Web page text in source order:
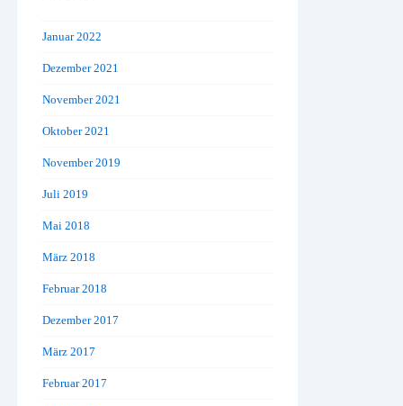
Januar 2022
Dezember 2021
November 2021
Oktober 2021
November 2019
Juli 2019
Mai 2018
März 2018
Februar 2018
Dezember 2017
März 2017
Februar 2017